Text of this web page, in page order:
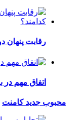
رقابت پنهان دولت‌ها
اتفاق مهم در
محبوب جدیدکامنت